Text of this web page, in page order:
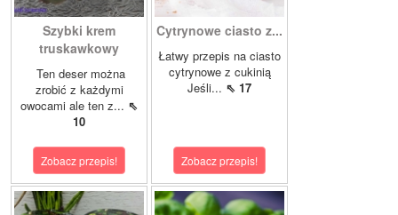
Szybki krem
truskawkowy
Ten deser można
zrobić z każdymi
owocami ale ten z... ⇖
10
Zobacz przepis!
Cytrynowe ciasto z...
Łatwy przepis na ciasto
cytrynowe z cukinią
Jeśli... ⇖ 17
Zobacz przepis!